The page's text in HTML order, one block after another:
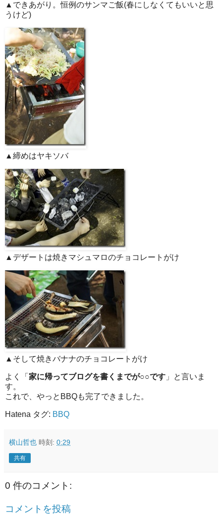
▲できあがり。恒例のサンマご飯(春にしなくてもいいと思
うけど)
▲締めはヤキソバ
▲デザートは焼きマシュマロのチョコレートがけ
▲そして焼きバナナのチョコレートがけ
よく「 家に帰ってブログを書くまでが○○です 」と言いま
す。
これで、やっとBBQも完了できました。
Hatena タグ: BBQ
横山哲也 時刻: 0:29
共有
0 件のコメント:
コメントを投稿